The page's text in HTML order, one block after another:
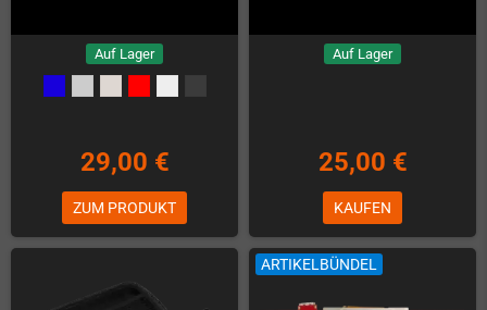
Auf Lager
29,00 €
ZUM PRODUKT
Auf Lager
25,00 €
KAUFEN
ARTIKELBÜNDEL